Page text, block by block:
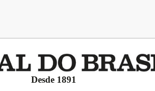
Desde 1891